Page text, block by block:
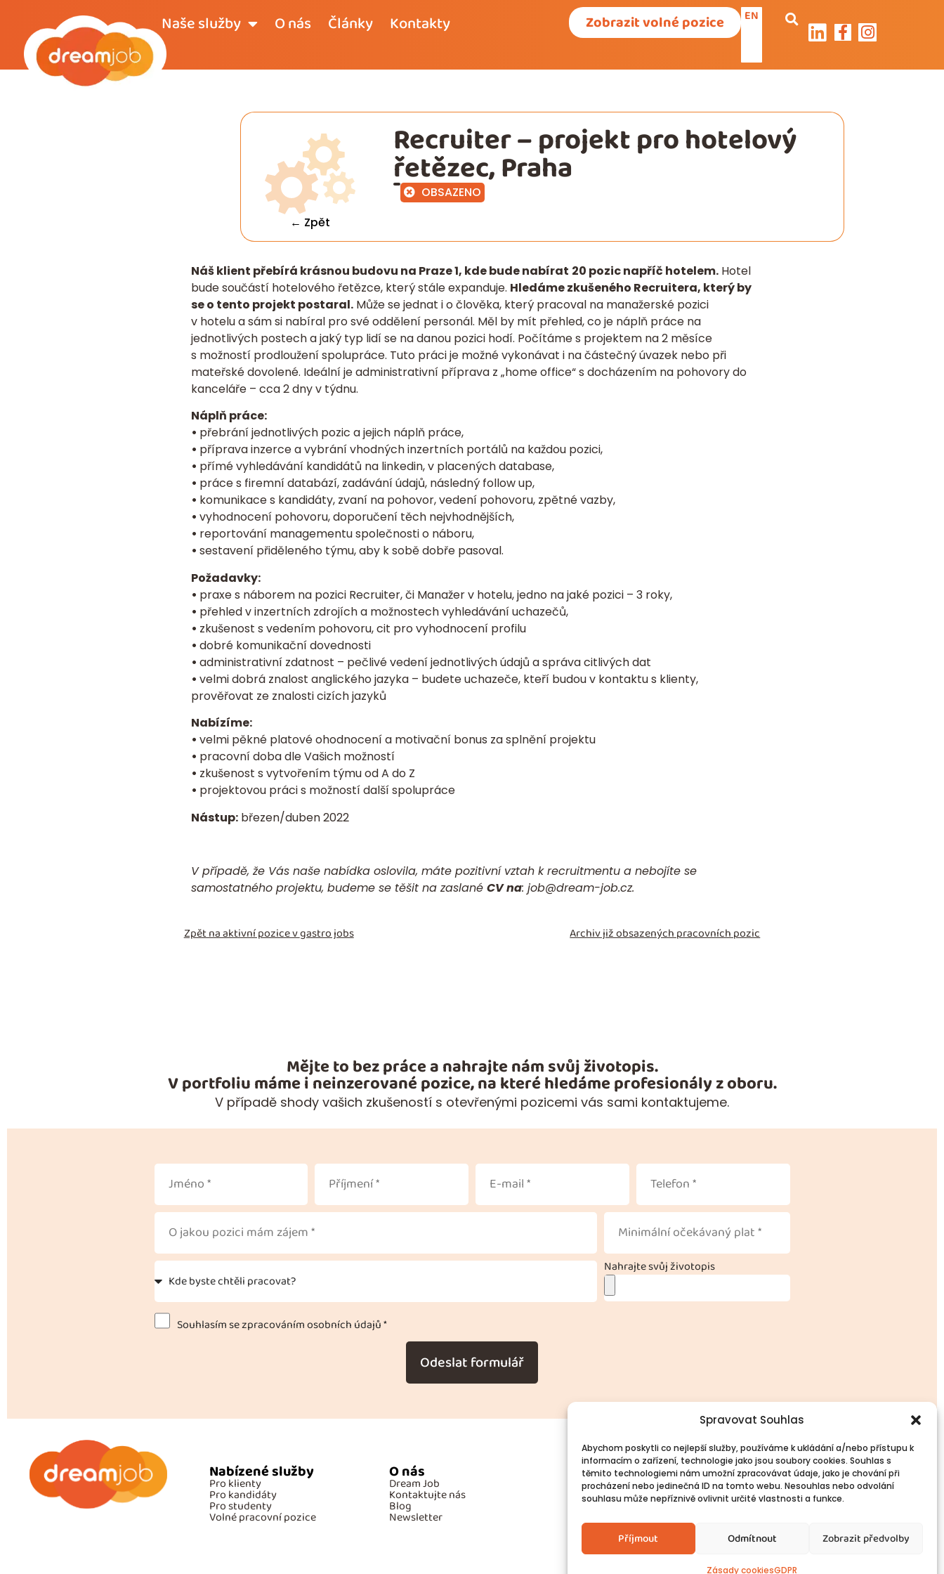
Spravovat Souhlas
Abychom poskytli co nejlepší služby, používáme k ukládání a/nebo přístupu k
informacím o zařízení, technologie jako jsou soubory cookies. Souhlas s
těmito technologiemi nám umožní zpracovávat údaje, jako je chování při
procházení nebo jedinečná ID na tomto webu. Nesouhlas nebo odvolání
souhlasu může nepříznivě ovlivnit určité vlastnosti a funkce.
Příjmout Odmítnout Zobrazit předvolby
Zásady cookiesGDPR
Naše služby O nás Články Kontakty Zobrazit volné pozice EN
← Zpět
Recruiter – projekt pro hotelový
řetězec, Praha
OBSAZENO
Náš klient přebírá krásnou budovu na Praze 1, kde bude nabírat 20 pozic napříč hotelem.Hotel
bude součástí hotelového řetězce, který stále expanduje. Hledáme zkušeného Recruitera, který by
se o tento projekt postaral.Může se jednat i o člověka, který pracoval na manažerské pozici
v hotelu a sám si nabíral pro své oddělení personál. Měl by mít přehled, co je náplň práce na
jednotlivých postech a jaký typ lidí se na danou pozici hodí. Počítáme s projektem na 2 měsíce
s možností prodloužení spolupráce. Tuto práci je možné vykonávat i na částečný úvazek nebo při
mateřské dovolené. Ideální je administrativní příprava z „home office“ s docházením na pohovory do
kanceláře – cca 2 dny v týdnu.
Náplň práce:
• přebrání jednotlivých pozic a jejich náplň práce,
• příprava inzerce a vybrání vhodných inzertních portálů na každou pozici,
• přímé vyhledávání kandidátů na linkedin, v placených database,
• práce s firemní databází, zadávání údajů, následný follow up,
• komunikace s kandidáty, zvaní na pohovor, vedení pohovoru, zpětné vazby,
• vyhodnocení pohovoru, doporučení těch nejvhodnějších,
• reportování managementu společnosti o náboru,
• sestavení přiděleného týmu, aby k sobě dobře pasoval.
Požadavky:
• praxe s náborem na pozici Recruiter, či Manažer v hotelu, jedno na jaké pozici – 3 roky,
• přehled v inzertních zdrojích a možnostech vyhledávání uchazečů,
• zkušenost s vedením pohovoru, cit pro vyhodnocení profilu
• dobré komunikační dovednosti
• administrativní zdatnost – pečlivé vedení jednotlivých údajů a správa citlivých dat
• velmi dobrá znalost anglického jazyka – budete uchazeče, kteří budou v kontaktu s klienty,
prověřovat ze znalosti cizích jazyků
Nabízíme:
• velmi pěkné platové ohodnocení a motivační bonus za splnění projektu
• pracovní doba dle Vašich možností
• zkušenost s vytvořením týmu od A do Z
• projektovou práci s možností další spolupráce
Nástup:březen/duben 2022
V případě, že Vás naše nabídka oslovila, máte pozitivní vztah k recruitmentu a nebojíte se
samostatného projektu, budeme se těšit na zaslané CV na: job@dream-job.cz.
Zpět na aktivní pozice vgastro jobs Archiv již obsazených pracovních pozic
Mějte to bez práce a nahrajte nám svůj životopis.
V portfoliu máme i neinzerované pozice, na které hledáme profesionály z oboru.
V případě shody vašich zkušeností s otevřenými pozicemi vás sami kontaktujeme.
Nahrajte svůj životopis
Souhlasím se zpracováním osobních údajů *
Odeslat formulář
Nabízené služby
Pro klienty
Pro kandidáty
Pro studenty
Volné pracovní pozice
O nás
Dream Job
Kontaktujte nás
Blog
Newsletter
Povinné informace
GDPR
Cookies
Spojte se s námi!
Kontakty